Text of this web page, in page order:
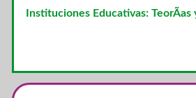
Instituciones Educativas: